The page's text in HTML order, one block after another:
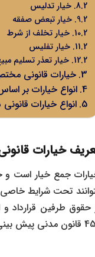
خیار تدلیس
خیار تبعض صفقه
خیار تخلف از شرط
خیار تفلیس
خیار تعذر تسلیم
خیارات قانونی
انواع خیارات بر
انواع خیارات قانونی
خیارات
جمع خیار است و
تحت شرایط
پیش بینی شده است